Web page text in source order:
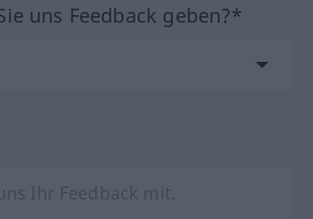
uns Feedback geben?*